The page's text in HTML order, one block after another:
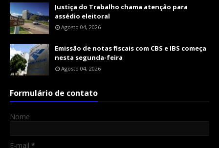
Justiça do Trabalho chama atenção para
assédio eleitoral
Agosto 04, 2026
Emissão de notas fiscais com CBS e IBS começa
nesta segunda-feira
Agosto 04, 2026
Formulário de contato
Nome
E-mail *